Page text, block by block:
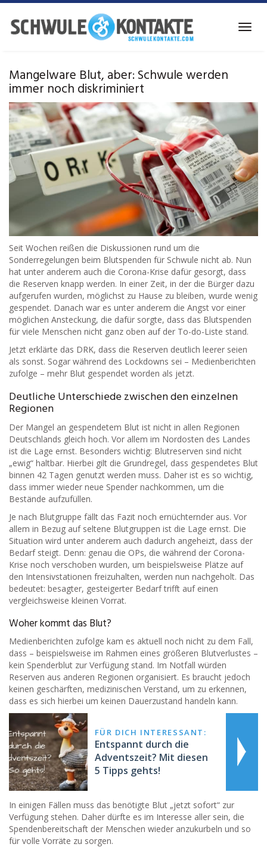
Skip
main
Mangelware Blut, aber: Schwule werden
immer noch diskriminiert
Seit Wochen reißen die Diskussionen rund um die
Sonderregelungen beim Blutspenden für Schwule nicht ab. Nun
hat unter anderem auch die Corona-Krise dafür gesorgt, dass
die Reserven knapp werden. In einer Zeit, in der die Bürger dazu
aufgerufen wurden, möglichst zu Hause zu bleiben, wurde wenig
gespendet. Danach war es unter anderem die Angst vor einer
möglichen Ansteckung, die dafür sorgte, dass das Blutspenden
für viele Menschen nicht ganz oben auf der To-do-Liste stand.
Jetzt erklärte das DRK, dass die Reserven deutlich leerer seien
als sonst. Sogar während des Lockdowns sei – Medienberichten
zufolge – mehr Blut gespendet worden als jetzt.
Deutliche Unterschiede zwischen den einzelnen
Regionen
Der Mangel an gespendetem Blut ist nicht in allen Regionen
Deutschlands gleich hoch. Vor allem im Nordosten des Landes
ist die Lage ernst. Besonders wichtig: Blutreserven sind nicht
„ewig“ haltbar. Hierbei gilt die Grundregel, dass gespendetes Blut
binnen 42 Tagen genutzt werden muss. Daher ist es so wichtig,
dass immer wieder neue Spender nachkommen, um die
Bestände aufzufüllen.
Je nach Blutgruppe fällt das Fazit noch ernüchternder aus. Vor
allem in Bezug auf seltene Blutgruppen ist die Lage ernst. Die
Situation wird unter anderem auch dadurch angeheizt, dass der
Bedarf steigt. Denn: genau die OPs, die während der Corona-
Krise noch verschoben wurden, um beispielsweise Plätze auf
den Intensivstationen freizuhalten, werden nun nachgeholt. Das
bedeutet: besagter, gesteigerter Bedarf trifft auf einen
vergleichsweise kleinen Vorrat.
Woher kommt das Blut?
Medienberichten zufolge kam es aktuell noch nicht zu dem Fall,
dass – beispielsweise im Rahmen eines größeren Blutverlustes –
kein Spenderblut zur Verfügung stand. Im Notfall würden
Reserven aus anderen Regionen organisiert. Es braucht jedoch
keinen geschärften, medizinischen Verstand, um zu erkennen,
dass es sich hierbei um keinen Dauerzustand handeln kann.
FÜR DICH INTERESSANT:
Entspannt durch die
Adventszeit? Mit diesen
5 Tipps gehts!
In einigen Fällen muss das benötigte Blut „jetzt sofort“ zur
Verfügung stehen. Daher dürfte es im Interesse aller sein, die
Spendenbereitschaft der Menschen wieder anzukurbeln und so
für volle Vorräte zu sorgen.